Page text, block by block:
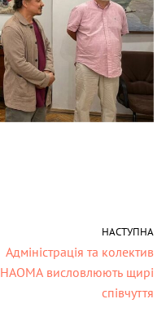
НАСТУПНА
Адміністрація та колектив
НАОМА висловлюють щирі
співчуття